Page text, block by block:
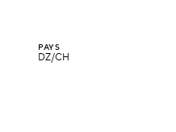
PAYS
DZ/CH